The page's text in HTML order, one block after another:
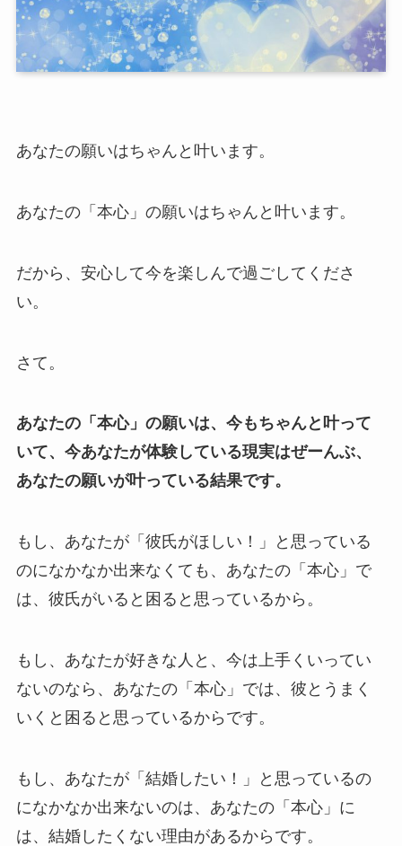
あなたの願いはちゃんと叶います。
あなたの「本心」の願いはちゃんと叶います。
だから、安心して今を楽しんで過ごしてくださ
い。
さて。
あなたの「本心」の願いは、今もちゃんと叶って
いて、今あなたが体験している現実はぜーんぶ、
あなたの願いが叶っている結果です。
もし、あなたが「彼氏がほしい！」と思っている
のになかなか出来なくても、あなたの「本心」で
は、彼氏がいると困ると思っているから。
もし、あなたが好きな人と、今は上手くいってい
ないのなら、あなたの「本心」では、彼とうまく
いくと困ると思っているからです。
もし、あなたが「結婚したい！」と思っているの
になかなか出来ないのは、あなたの「本心」に
は、結婚したくない理由があるからです。